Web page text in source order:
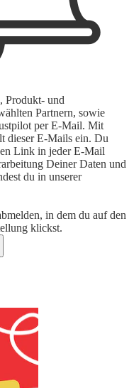
Produkt- und
Partnern, sowie
per E-Mail. Mit
dieser E-Mails ein. Du
Link in jeder E-Mail
Deiner Daten und
du in unserer
in dem du auf den
klickst.